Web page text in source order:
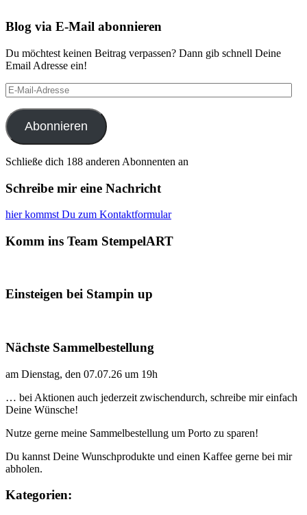
Blog via E-Mail abonnieren
Du möchtest keinen Beitrag verpassen? Dann gib schnell Deine
Email Adresse ein!
E-
Mail-
Adresse
Abonnieren
Schließe dich 188 anderen Abonnenten an
Schreibe mir eine Nachricht
hier kommst Du zum Kontaktformular
Komm ins Team StempelART
Einsteigen bei Stampin up
Nächste Sammelbestellung
am Dienstag, den 07.07.26 um 19h
… bei Aktionen auch jederzeit zwischendurch, schreibe mir einfach
Deine Wünsche!
Nutze gerne meine Sammelbestellung um Porto zu sparen!
Du kannst Deine Wunschprodukte und einen Kaffee gerne bei mir
abholen.
Kategorien: